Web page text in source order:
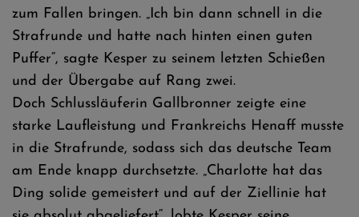
zum Fallen bringen. „Ich bin dann schnell in die
Strafrunde und hatte nach hinten einen guten
Puffer“, sagte Kesper zu seinem letzten Schießen
und der Übergabe auf Rang zwei.
Doch Schlussläuferin Gallbronner zeigte eine
starke Laufleistung und Frankreichs Henaff musste
in die Strafrunde, sodass sich das deutsche Team
am Ende knapp durchsetzte. „Charlotte hat das
Ding solide gemeistert und auf der Ziellinie hat